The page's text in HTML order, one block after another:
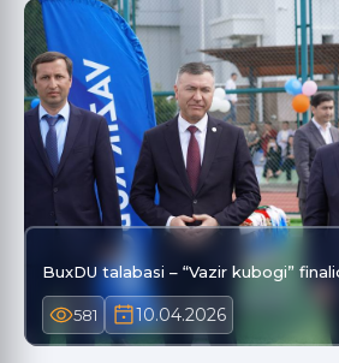
BuxDU talabasi – “Vazir kubogi”
581 10.04.2026